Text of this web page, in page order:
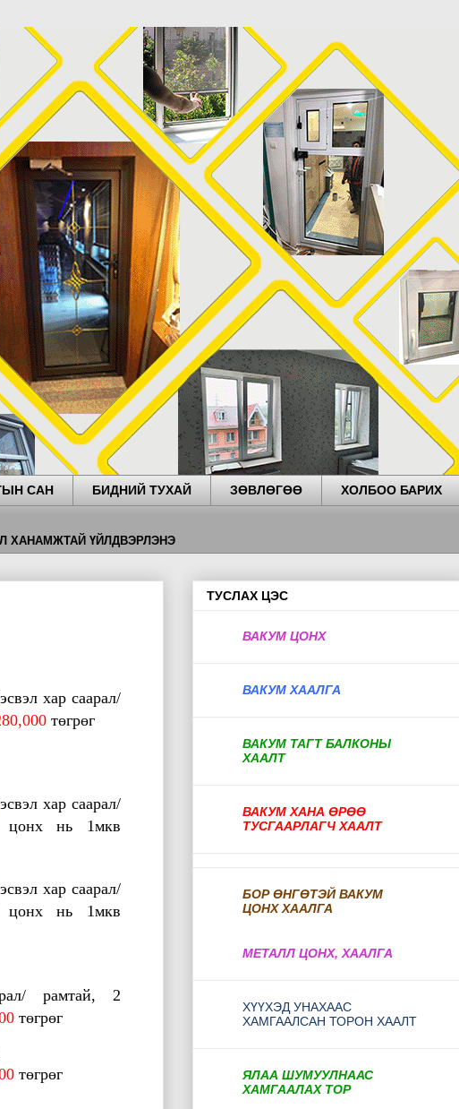
САН БИДНИЙ ТУХАЙ ЗӨВЛӨГӨӨ ХОЛБОО БАРИХ
ҮЙЛДВЭРЛЭНЭ
хар саарал/
төгрөг
хар саарал/
цонх нь 1мкв
хар саарал/
цонх нь 1мкв
рамтай, 2
төгрөг
төгрөг
ТУСЛАХ ЦЭС
ВАКУМ ЦОНХ
ВАКУМ ХААЛГА
ВАКУМ ТАГТ БАЛКОНЫ
ХААЛТ
ВАКУМ ХАНА ӨРӨӨ
ТУСГААРЛАГЧ ХААЛТ
БОР ӨНГӨТЭЙ ВАКУМ
ЦОНХ ХААЛГА
МЕТАЛЛ ЦОНХ, ХААЛГА
ХҮҮХЭД УНАХААС
ХАМГААЛСАН ТОРОН ХААЛТ
ЯЛАА ШУМУУЛНААС
ХАМГААЛАХ ТОР